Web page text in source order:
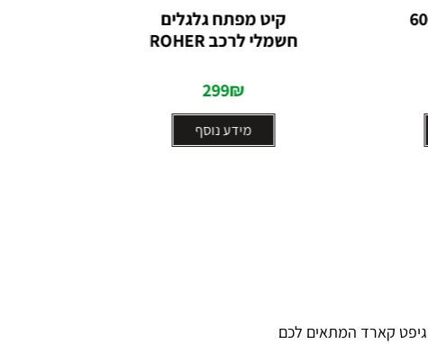
אש – 600
קיט מפתח גלגלים
חשמלי לרכב ROHER
299₪
מידע נוסף
דורג
0
מתוך
קארד המתאים לכם